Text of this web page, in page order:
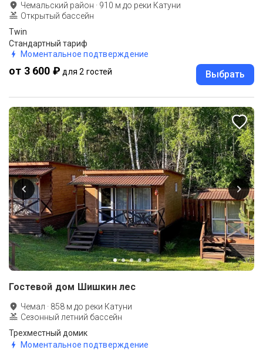
Чемальский район · 910 м до реки Катуни
Открытый бассейн
Twin
Стандартный тариф
Моментальное подтверждение
от 3 600 ₽ для 2 гостей Выбрать
Гостевой дом Шишкин лес
Чемал · 858 м до реки Катуни
Сезонный летний бассейн
Трехместный домик
Моментальное подтверждение